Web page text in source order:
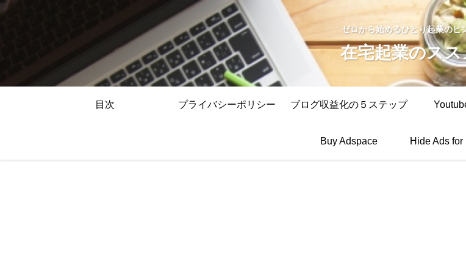
ゼロから始めるひとり起業のヒ
在宅起業のスス
目次 プライバシーポリシー ブログ収益化の５ステップ
Buy Adspace